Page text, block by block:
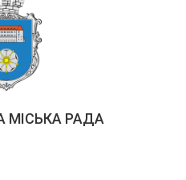
МІСЬКА РАДА